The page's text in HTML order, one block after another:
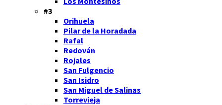
#3
Orihuela
Pilar de la Horadada
Rafal
Redován
Rojales
San Fulgencio
San Isidro
San Miguel de Salinas
Torrevieja